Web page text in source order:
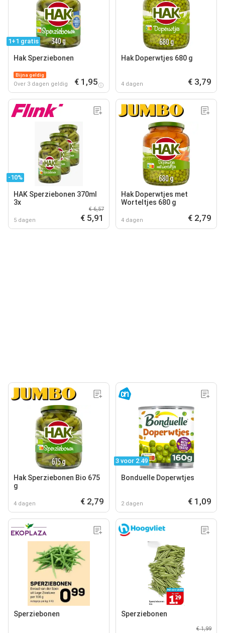
1+1 gratis
Hak Sperziebonen
Bijna geldig
Over 3 dagen geldig € 1,95
Hak Doperwtjes 680 g
4 dagen € 3,79
-10%
HAK Sperziebonen 370ml
3x
5 dagen
€ 6,57
€ 5,91
Hak Doperwtjes met
Worteltjes 680 g
4 dagen € 2,79
Hak Sperziebonen Bio 675
g
4 dagen € 2,79
3 voor 2.49
Bonduelle Doperwtjes
2 dagen € 1,09
Sperziebonen Sperziebonen
€ 1,99